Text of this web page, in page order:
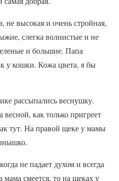
не высокая и очень стройная,
слегка волнистые и не
и большие. Папа
у кошки. Кожа цвета, я бы
рассыпались веснушку.
как только пригреет
тут. На правой щеке у мамы
не падает духом и всегда
мама смеется, то на щеках у